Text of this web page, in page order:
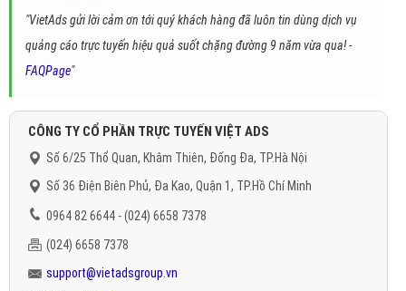
"VietAds gửi lời cảm ơn tới quý khách hàng đã luôn tin dùng dịch vụ
quảng cáo trực tuyến hiệu quả suốt chặng đường 9 năm vừa qua! -
FAQPage"
CÔNG TY CỔ PHẦN TRỰC TUYẾN VIỆT ADS
Số 6/25 Thổ Quan, Khâm Thiên, Đống Đa, TP.Hà Nội
Số 36 Điện Biên Phủ, Đa Kao, Quận 1, TP.Hồ Chí Minh
0964 82 6644 - (024) 6658 7378
(024) 6658 7378
support@vietadsgroup.vn